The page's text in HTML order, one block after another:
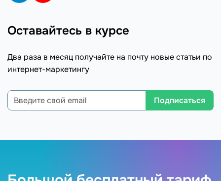
Оставайтесь в курсе
Два раза в месяц получайте на почту новые статьи по
интернет-маркетингу
Подписаться